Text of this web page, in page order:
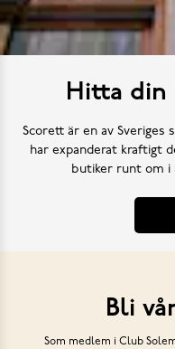
Hitta din
Scorett är en av Sveriges
har expanderat kraftigt
butiker runt om i
Bli
Som medlem i Club